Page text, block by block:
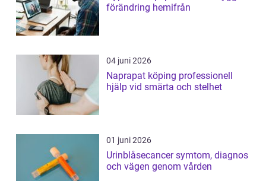
förändring hemifrån
04 juni 2026
Naprapat köping professionell
hjälp vid smärta och stelhet
01 juni 2026
Urinblåsecancer symtom, diagnos
och vägen genom vården